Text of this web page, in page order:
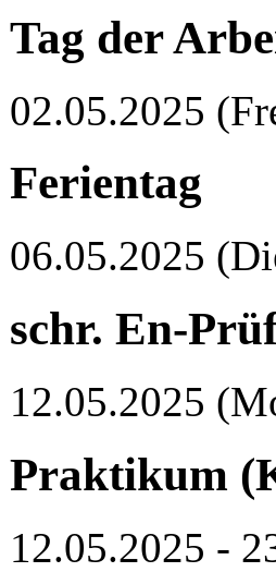
Tag der
02.05.2025
Ferientag
06.05.2025
schr. En-
12.05.2025
Praktikum
12.05.2025 -